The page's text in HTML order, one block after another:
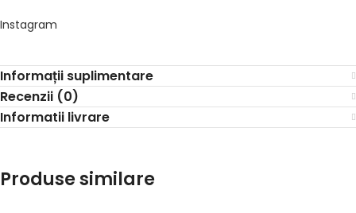
Instagram
Informații suplimentare
Recenzii (0)
Informatii livrare
Produse similare